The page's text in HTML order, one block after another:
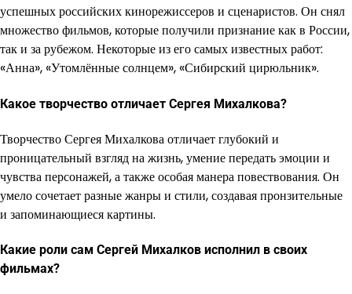
успешных российских кинорежиссеров и сценаристов. Он снял
множество фильмов, которые получили признание как в России,
так и за рубежом. Некоторые из его самых известных работ:
«Анна», «Утомлённые солнцем», «Сибирский цирюльник».
Какое творчество отличает Сергея Михалкова?
Творчество Сергея Михалкова отличает глубокий и
проницательный взгляд на жизнь, умение передать эмоции и
чувства персонажей, а также особая манера повествования. Он
умело сочетает разные жанры и стили, создавая пронзительные
и запоминающиеся картины.
Какие роли сам Сергей Михалков исполнил в своих
фильмах?